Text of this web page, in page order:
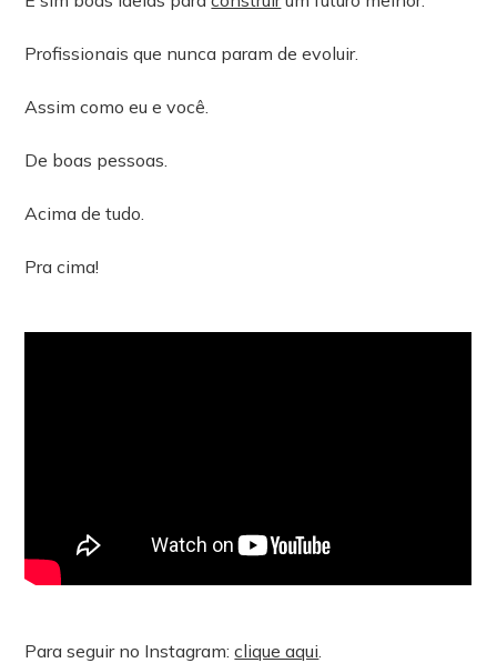
Profissionais que nunca param de evoluir.
Assim como eu e você.
De boas pessoas.
Acima de tudo.
Pra cima!
Para seguir no Instagram:clique aqui